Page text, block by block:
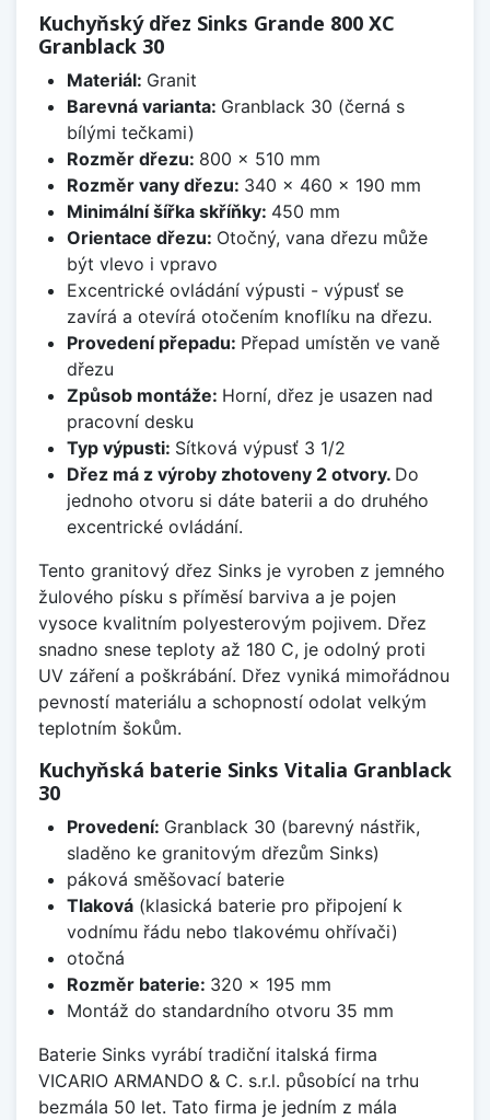
Kuchyňský dřez Sinks Grande 800 XC
Granblack 30
Materiál: Granit
Barevná varianta: Granblack 30 (černá s
bílými tečkami)
Rozměr dřezu: 800 x 510 mm
Rozměr vany dřezu: 340 x 460 x 190 mm
Minimální šířka skříňky: 450 mm
Orientace dřezu: Otočný, vana dřezu může
být vlevo i vpravo
Excentrické ovládání výpusti - výpusť se
zavírá a otevírá otočením knoflíku na dřezu.
Provedení přepadu: Přepad umístěn ve vaně
dřezu
Způsob montáže: Horní, dřez je usazen nad
pracovní desku
Typ výpusti: Sítková výpusť 3 1/2
Dřez má z výroby zhotoveny 2 otvory. Do
jednoho otvoru si dáte baterii a do druhého
excentrické ovládání.
Tento granitový dřez Sinks je vyroben z jemného
žulového písku s příměsí barviva a je pojen
vysoce kvalitním polyesterovým pojivem. Dřez
snadno snese teploty až 180 C, je odolný proti
UV záření a poškrábání. Dřez vyniká mimořádnou
pevností materiálu a schopností odolat velkým
teplotním šokům.
Kuchyňská baterie Sinks Vitalia Granblack
30
Provedení: Granblack 30 (barevný nástřik,
sladěno ke granitovým dřezům Sinks)
páková směšovací baterie
Tlaková(klasická baterie pro připojení k
vodnímu řádu nebo tlakovému ohřívači)
otočná
Rozměr baterie: 320 x 195 mm
Montáž do standardního otvoru 35 mm
Baterie Sinks vyrábí tradiční italská firma
VICARIO ARMANDO & C. s.r.l. působící na trhu
bezmála 50 let. Tato firma je jedním z mála